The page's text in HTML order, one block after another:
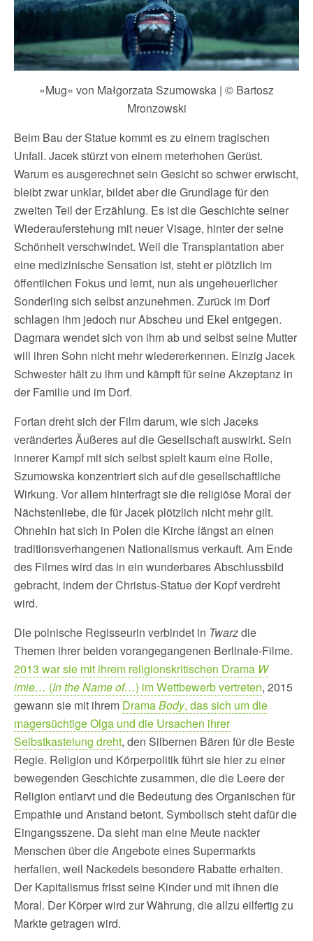
»Mug« von Małgorzata Szumowska | © Bartosz
Mronzowski
Beim Bau der Statue kommt es zu einem tragischen
Unfall. Jacek stürzt von einem meterhohen Gerüst.
Warum es ausgerechnet sein Gesicht so schwer erwischt,
bleibt zwar unklar, bildet aber die Grundlage für den
zweiten Teil der Erzählung. Es ist die Geschichte seiner
Wiederauferstehung mit neuer Visage, hinter der seine
Schönheit verschwindet. Weil die Transplantation aber
eine medizinische Sensation ist, steht er plötzlich im
öffentlichen Fokus und lernt, nun als ungeheuerlicher
Sonderling sich selbst anzunehmen. Zurück im Dorf
schlagen ihm jedoch nur Abscheu und Ekel entgegen.
Dagmara wendet sich von ihm ab und selbst seine Mutter
will ihren Sohn nicht mehr wiedererkennen. Einzig Jacek
Schwester hält zu ihm und kämpft für seine Akzeptanz in
der Familie und im Dorf.
Fortan dreht sich der Film darum, wie sich Jaceks
verändertes Äußeres auf die Gesellschaft auswirkt. Sein
innerer Kampf mit sich selbst spielt kaum eine Rolle,
Szumowska konzentriert sich auf die gesellschaftliche
Wirkung. Vor allem hinterfragt sie die religiöse Moral der
Nächstenliebe, die für Jacek plötzlich nicht mehr gilt.
Ohnehin hat sich in Polen die Kirche längst an einen
traditionsverhangenen Nationalismus verkauft. Am Ende
des Filmes wird das in ein wunderbares Abschlussbild
gebracht, indem der Christus-Statue der Kopf verdreht
wird.
Die polnische Regisseurin verbindet in Twarzdie
Themen ihrer beiden vorangegangenen Berlinale-Filme.
2013 war sie mit ihrem religionskritischen Drama W
imie… (In the Name of…) im Wettbewerb vertreten, 2015
gewann sie mit ihrem DramaBody, das sich um die
magersüchtige Olga und die Ursachen ihrer
Selbstkasteiung dreht, den Silbernen Bären für die Beste
Regie. Religion und Körperpolitik führt sie hier zu einer
bewegenden Geschichte zusammen, die die Leere der
Religion entlarvt und die Bedeutung des Organischen für
Empathie und Anstand betont. Symbolisch steht dafür die
Eingangsszene. Da sieht man eine Meute nackter
Menschen über die Angebote eines Supermarkts
herfallen, weil Nackedeis besondere Rabatte erhalten.
Der Kapitalismus frisst seine Kinder und mit ihnen die
Moral. Der Körper wird zur Währung, die allzu eilfertig zu
Markte getragen wird.